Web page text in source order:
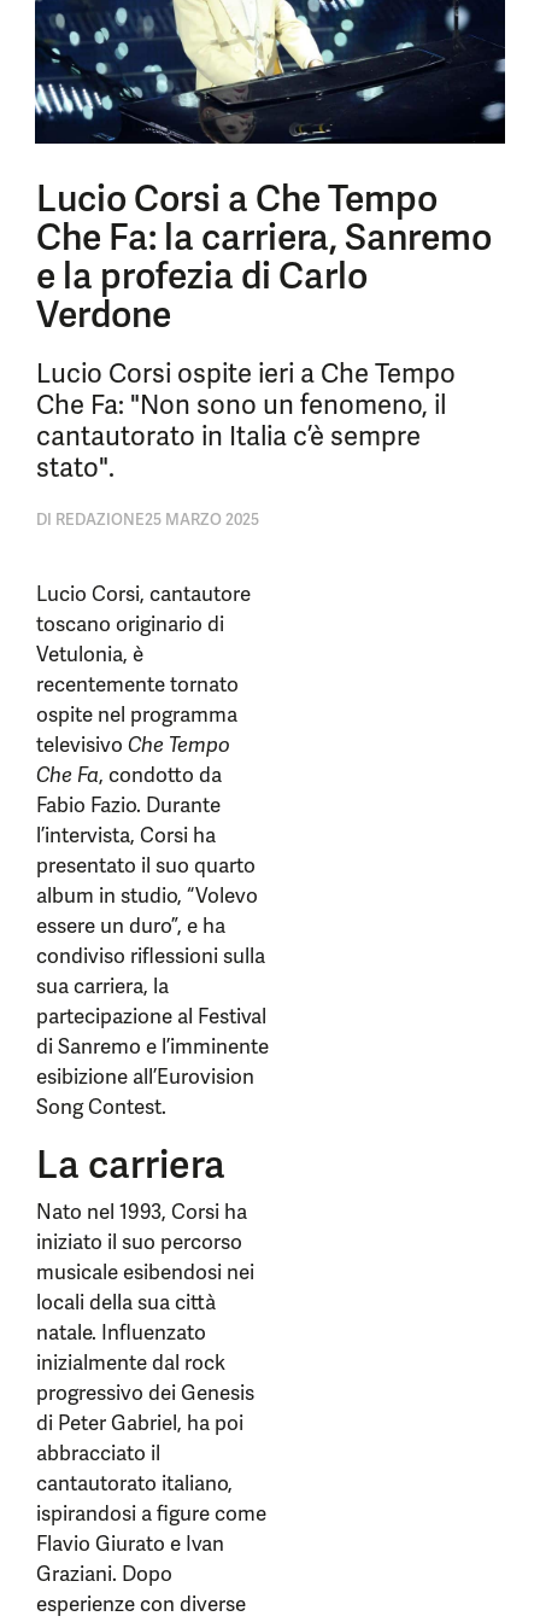
Lucio Corsi a Che Tempo
Che Fa: la carriera, Sanremo
e la profezia di Carlo
Verdone
Lucio Corsi ospite ieri a Che Tempo
Che Fa: "Non sono un fenomeno, il
cantautorato in Italia c’è sempre
stato".
DI REDAZIONE25 MARZO 2025
Lucio Corsi, cantautore
toscano originario di
Vetulonia, è
recentemente tornato
ospite nel programma
televisivo Che Tempo
Che Fa, condotto da
Fabio Fazio. Durante
l’intervista, Corsi ha
presentato il suo quarto
album in studio, “Volevo
essere un duro”, e ha
condiviso riflessioni sulla
sua carriera, la
partecipazione al Festival
di Sanremo e l’imminente
esibizione all’Eurovision
Song Contest.
La carriera
Nato nel 1993, Corsi ha
iniziato il suo percorso
musicale esibendosi nei
locali della sua città
natale. Influenzato
inizialmente dal rock
progressivo dei Genesis
di Peter Gabriel, ha poi
abbracciato il
cantautorato italiano,
ispirandosi a figure come
Flavio Giurato e Ivan
Graziani. Dopo
esperienze con diverse